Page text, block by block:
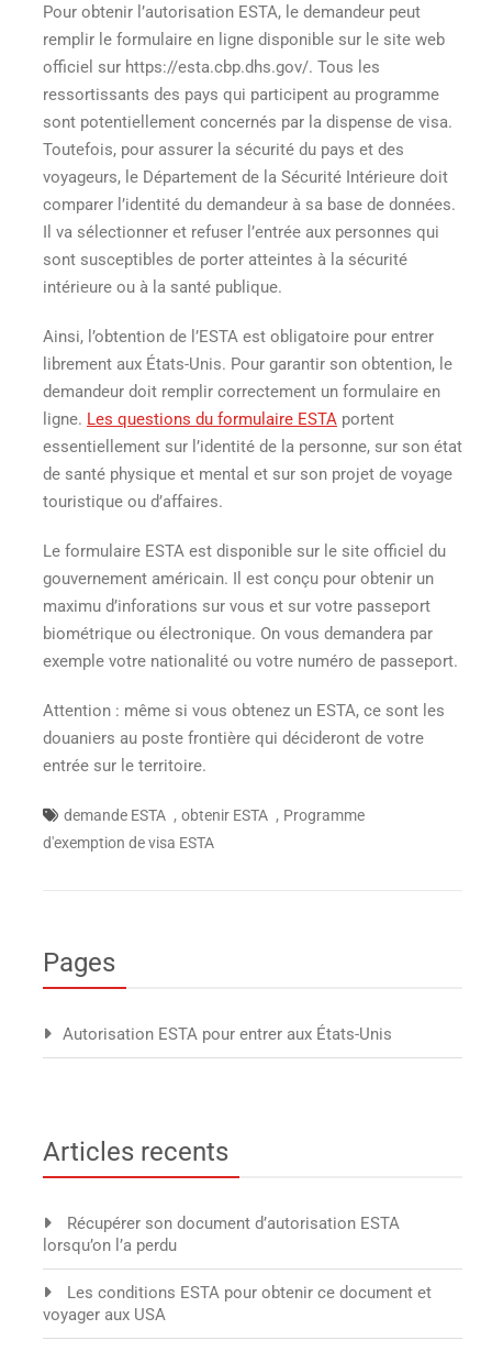
Pour obtenir l’autorisation ESTA, le demandeur peut
remplir le formulaire en ligne disponible sur le site web
officiel sur https://esta.cbp.dhs.gov/. Tous les
ressortissants des pays qui participent au programme
sont potentiellement concernés par la dispense de visa.
Toutefois, pour assurer la sécurité du pays et des
voyageurs, le Département de la Sécurité Intérieure doit
comparer l’identité du demandeur à sa base de données.
Il va sélectionner et refuser l’entrée aux personnes qui
sont susceptibles de porter atteintes à la sécurité
intérieure ou à la santé publique.
Ainsi, l’obtention de l’ESTA est obligatoire pour entrer
librement aux États-Unis. Pour garantir son obtention, le
demandeur doit remplir correctement un formulaire en
ligne. Les questions du formulaire ESTA portent
essentiellement sur l’identité de la personne, sur son état
de santé physique et mental et sur son projet de voyage
touristique ou d’affaires.
Le formulaire ESTA est disponible sur le site officiel du
gouvernement américain. Il est conçu pour obtenir un
maximu d’inforations sur vous et sur votre passeport
biométrique ou électronique. On vous demandera par
exemple votre nationalité ou votre numéro de passeport.
Attention : même si vous obtenez un ESTA, ce sont les
douaniers au poste frontière qui décideront de votre
entrée sur le territoire.
demande ESTA , obtenir ESTA , Programme
d'exemption de visa ESTA
Pages
Autorisation ESTA pour entrer aux États-Unis
Articles recents
Récupérer son document d’autorisation ESTA
lorsqu’on l’a perdu
Les conditions ESTA pour obtenir ce document et
voyager aux USA